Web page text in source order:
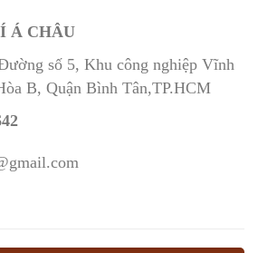
Á CHÂU
số 5, Khu công nghiệp Vĩnh
B, Quận Bình Tân,TP.HCM